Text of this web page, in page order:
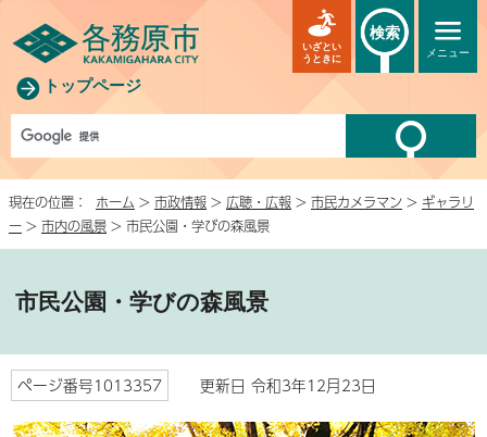
トップページ
メニュー
いざとい
うときに
検索
現在の位置： ホーム > 市政情報 > 広聴・広報 > 市民カメラマン > ギャラリ
ー > 市内の風景 > 市民公園・学びの森風景
市民公園・学びの森風景
ページ番号1013357 更新日 令和3年12月23日